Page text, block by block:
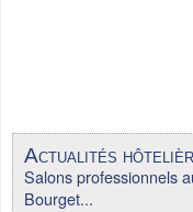
Actualités
Salons professionnels
Bourget...